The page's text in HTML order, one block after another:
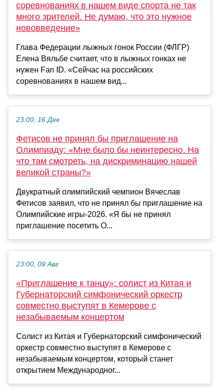
соревнованиях в нашем виде спорта не так
много зрителей. Не думаю, что это нужное
нововведение»
Глава Федерации лыжных гонок России (ФЛГР)
Елена Вяльбе считает, что в лыжных гонках не
нужен Fan ID. «Сейчас на российских
соревнованиях в нашем вид...
23:00, 16 Дек
Фетисов не принял бы приглашение на
Олимпиаду: «Мне было бы неинтересно. На
что там смотреть, на дискриминацию нашей
великой страны?»
Двукратный олимпийский чемпион Вячеслав
Фетисов заявил, что не принял бы приглашение на
Олимпийские игры-2026. «Я бы не принял
приглашение посетить О...
23:00, 09 Авг
«Приглашение к танцу»: солист из Китая и
Губернаторский симфонический оркестр
совместно выступят в Кемерове с
незабываемым концертом
Солист из Китая и Губернаторский симфонический
оркестр совместно выступят в Кемерове с
незабываемым концертом, который станет
открытием Международног...